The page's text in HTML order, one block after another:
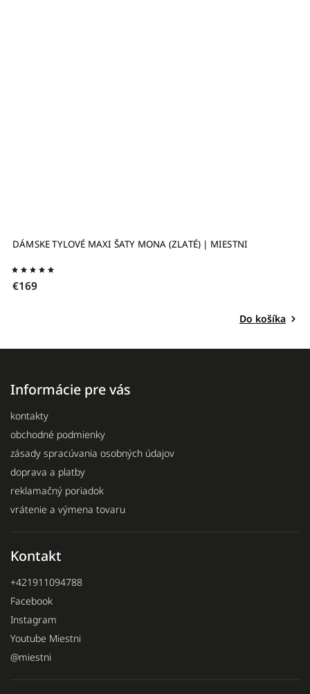
DÁMSKE TYLOVÉ MAXI ŠATY MONA (ZLATÉ) | MIESTNI
€169
Do košíka
Informácie pre vás
kontakty
obchodné podmienky
zásady spracúvania osobných údajov
doprava a platby
reklamačný poriadok
vrátenie a výmena tovaru
Kontakt
+421911094788
Facebook
Instagram
Youtube Miestni
@miestni